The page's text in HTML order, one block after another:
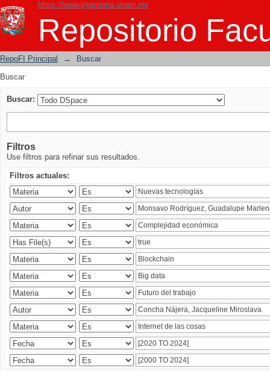
https://www.ingenieria.unam.mx
Repositorio
Buscar
RepoFI Principal →
Buscar
Buscar
Buscar:
Filtros
Use filtros para refinar sus resultados.
Filtros actuales: